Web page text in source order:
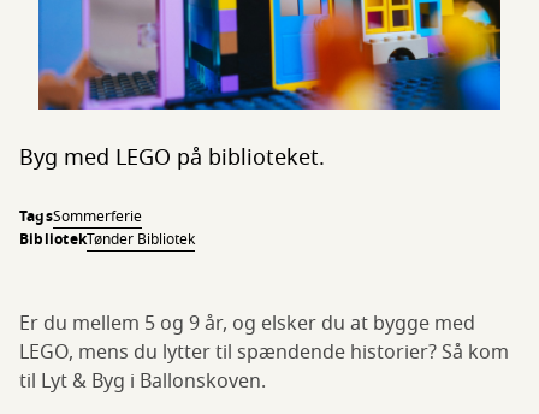
Byg med LEGO på biblioteket.
TagsSommerferie
BibliotekTønder Bibliotek
Er du mellem 5 og 9 år, og elsker du at bygge med
LEGO, mens du lytter til spændende historier? Så kom
til Lyt & Byg i Ballonskoven.